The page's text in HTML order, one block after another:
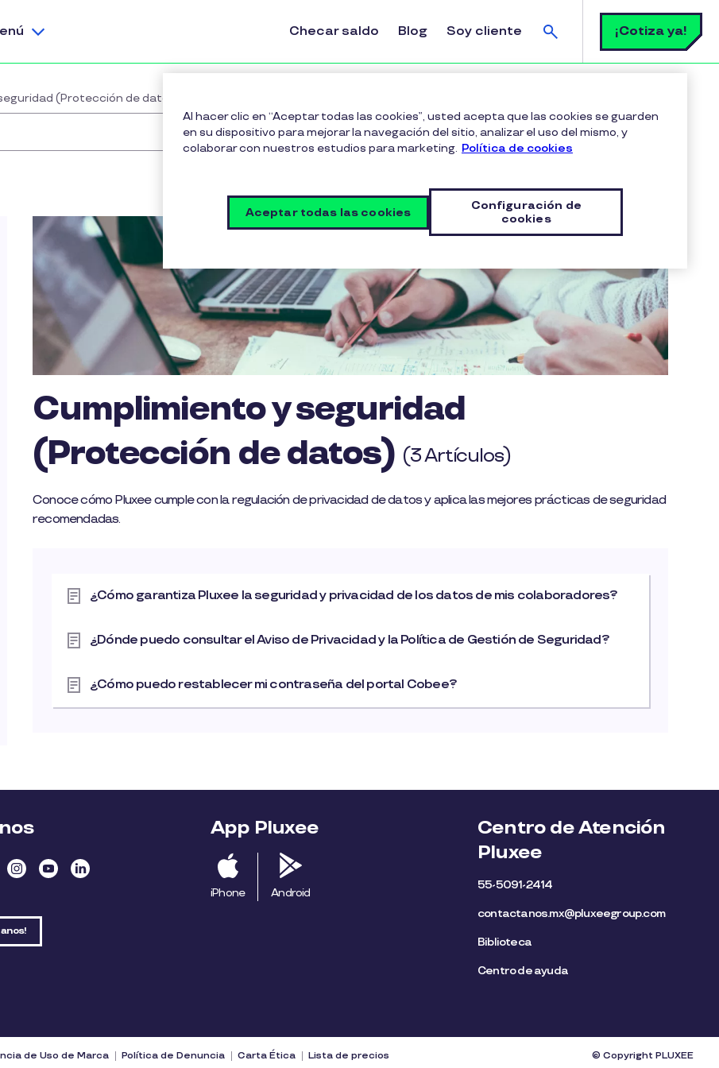
Checar saldo Blog Soy cliente
Buscar
¡Cotiza ya!
(Protección de datos)
Cumplimiento y seguridad
(Protección de datos) (3 Artículos)
Conoce cómo Pluxee cumple con la regulación de privacidad de datos y aplica las mejores prácticas de seguridad
recomendadas.
¿Cómo garantiza Pluxee la seguridad y privacidad de los datos de mis colaboradores?
¿Dónde puedo consultar el Aviso de Privacidad y la Política de Gestión de Seguridad?
¿Cómo puedo restablecer mi contraseña del portal Cobee?
App Pluxee
iPhone Android
Centro de Atención
Pluxee
55-5091-2414
contactanos.mx@pluxeegroup.com
Biblioteca
Centro de ayuda
de Uso de Marca Política de Denuncia Carta Ética Lista de precios © Copyright PLUXEE
Al hacer clic en “Aceptar todas las cookies”, usted acepta que las cookies se guarden
en su dispositivo para mejorar la navegación del sitio, analizar el uso del mismo, y
colaborar con nuestros estudios para marketing. Política de cookies
Configuración de
cookies
Aceptar todas las cookies